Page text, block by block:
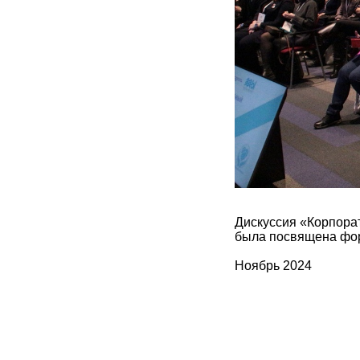
Дискуссия
была посвящена
Ноябрь 2024